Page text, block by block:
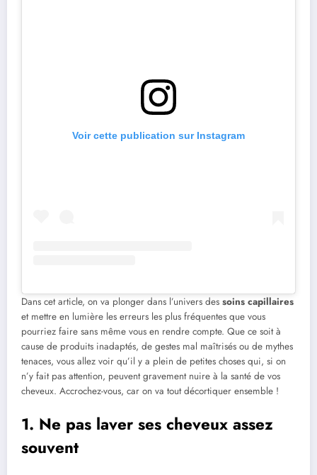
Voir cette publication sur Instagram
Dans cet article, on va plonger dans l’univers des soins capillaires
et mettre en lumière les erreurs les plus fréquentes que vous
pourriez faire sans même vous en rendre compte. Que ce soit à
cause de produits inadaptés, de gestes mal maîtrisés ou de mythes
tenaces, vous allez voir qu’il y a plein de petites choses qui, si on
n’y fait pas attention, peuvent gravement nuire à la santé de vos
cheveux. Accrochez-vous, car on va tout décortiquer ensemble !
1. Ne pas laver ses cheveux assez
souvent